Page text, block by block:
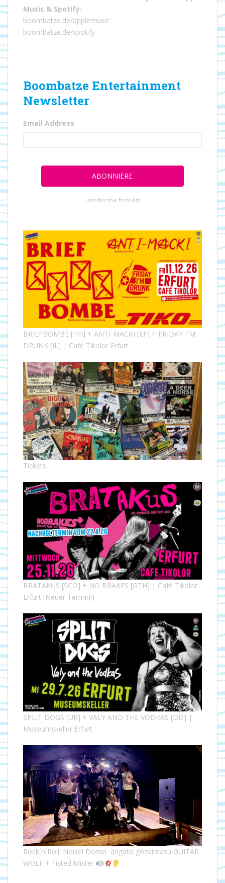
Music & Spotify:
boombatze.de/applemusic
boombatze.de/spotify
Boombatze Entertainment
Newsletter
Email Address
unsubscribe from list
BRIEFBOMBE [HH] + ANTI-MACKI [EF] + FRIDAY I´M
DRUNK [IL] | Café Tikolor Erfurt
Tickets
BRATAKUS [SCO] + NO BRAKES [GTH] | Café Tikolor
Erfurt [Neuer Termin!]
SPLIT DOGS [UK] + VALY AND THE VODKAS [DD] |
Museumskeller Erfurt
Rock´n´Roll! Noise! Domo arigato gozaimasu GUITAR
WOLF + Fisted Mister